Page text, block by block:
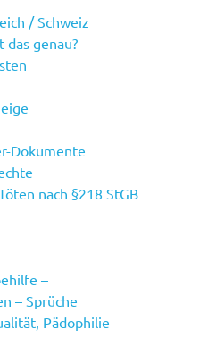
/ Schweiz
genau?
Dokumente
nach §218 StGB
–
– Sprüche
Pädophilie